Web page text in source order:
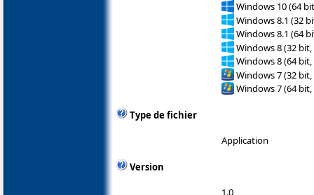
Windows 10 (64
Windows 8.1 (32
Windows 8.1 (64
Windows 8 (32 bit,
Windows 8 (64 bit,
Windows 7 (32 bit,
Windows 7 (64 bit,
Type de fichier
Application
Version
1.0